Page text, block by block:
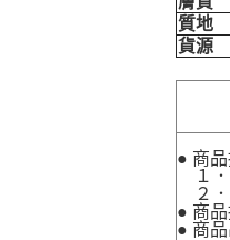
質地
貨源
● 商
１．
２．
● 商
● 商